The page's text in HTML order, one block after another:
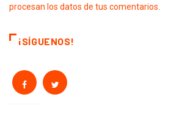
procesan los datos de tus comentarios
¡SÍGUENOS!